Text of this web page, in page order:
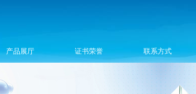
产品展厅 证书荣誉 联系方式